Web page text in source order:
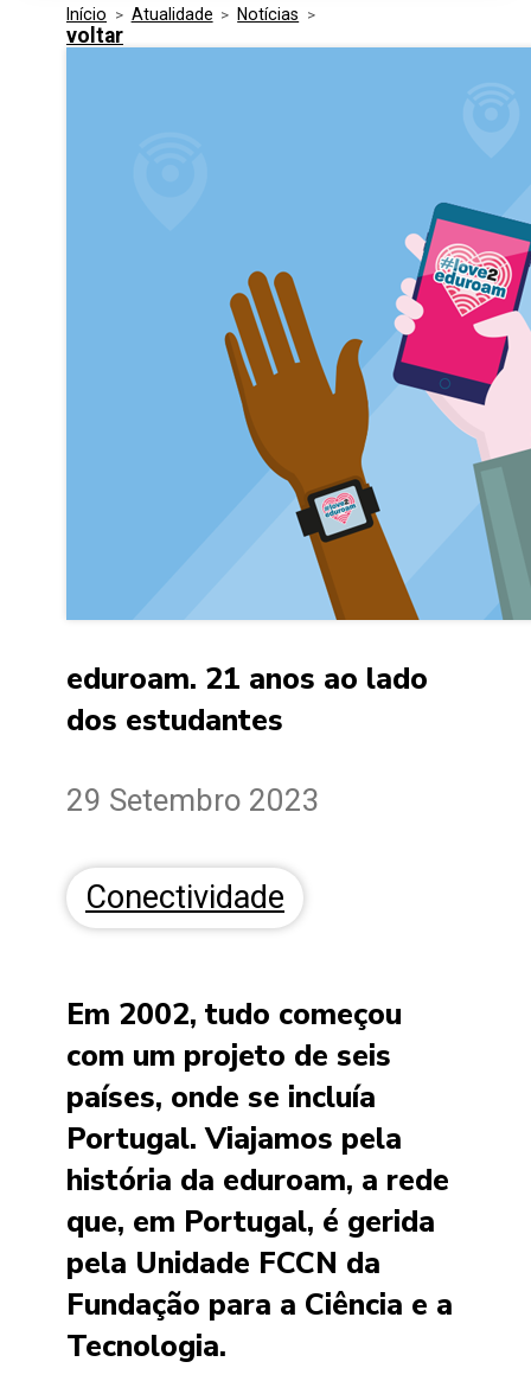
Segurança
Media Kit
Eventos
Início > Atualidade > Notícias >
voltar
eduroam. 21 anos ao lado
dos estudantes
29 Setembro 2023
Conectividade
Em 2002, tudo começou
com um projeto de seis
países, onde se incluía
Portugal. Viajamos pela
história da eduroam, a rede
que, em Portugal, é gerida
pela Unidade FCCN da
Fundação para a Ciência e a
Tecnologia.